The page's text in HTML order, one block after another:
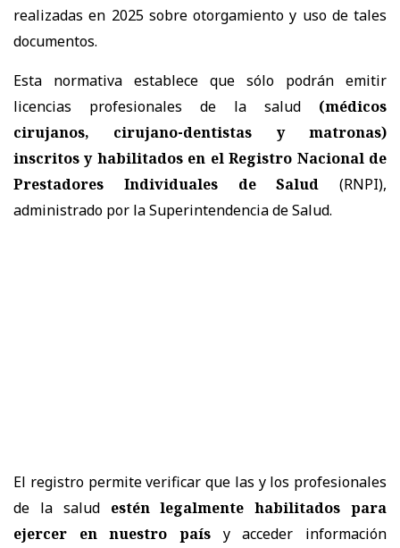
realizadas en 2025 sobre otorgamiento y uso de tales
documentos.
Esta normativa establece que sólo podrán emitir
licencias profesionales de la salud (médicos
cirujanos, cirujano-dentistas y matronas)
inscritos y habilitados en el Registro Nacional de
Prestadores Individuales de Salud (RNPI),
administrado por la Superintendencia de Salud.
El registro permite verificar que las y los profesionales
de la salud estén legalmente habilitados para
ejercer en nuestro país y acceder información